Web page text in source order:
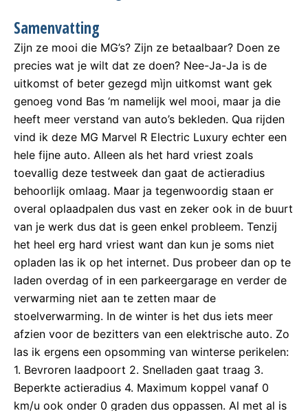
Samenvatting
Zijn ze mooi die MG’s? Zijn ze betaalbaar? Doen ze
precies wat je wilt dat ze doen? Nee-Ja-Ja is de
uitkomst of beter gezegd mìjn uitkomst want gek
genoeg vond Bas ‘m namelijk wel mooi, maar ja die
heeft meer verstand van auto’s bekleden. Qua rijden
vind ik deze MG Marvel R Electric Luxury echter een
hele fijne auto. Alleen als het hard vriest zoals
toevallig deze testweek dan gaat de actieradius
behoorlijk omlaag. Maar ja tegenwoordig staan er
overal oplaadpalen dus vast en zeker ook in de buurt
van je werk dus dat is geen enkel probleem. Tenzij
het heel erg hard vriest want dan kun je soms niet
opladen las ik op het internet. Dus probeer dan op te
laden overdag of in een parkeergarage en verder de
verwarming niet aan te zetten maar de
stoelverwarming. In de winter is het dus iets meer
afzien voor de bezitters van een elektrische auto. Zo
las ik ergens een opsomming van winterse perikelen:
1. Bevroren laadpoort 2. Snelladen gaat traag 3.
Beperkte actieradius 4. Maximum koppel vanaf 0
km/u ook onder 0 graden dus oppassen. Al met al is